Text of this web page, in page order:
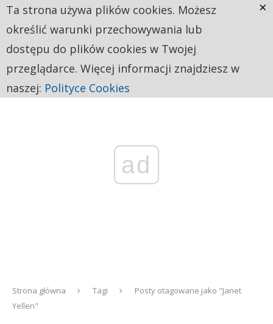
ad
Strona główna Tagi
Posty otagowane jako "Janet
Yellen"
Ta strona używa plików cookies. Możesz
określić warunki przechowywania lub
dostępu do plików cookies w Twojej
przeglądarce. Więcej informacji znajdziesz w
naszej: Polityce Cookies
×